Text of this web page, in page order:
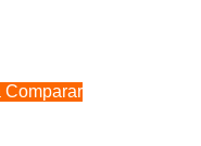
Comparar